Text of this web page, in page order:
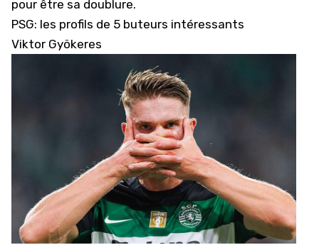
pour être sa doublure.
PSG: les profils de 5 buteurs intéressants
Viktor Gyökeres